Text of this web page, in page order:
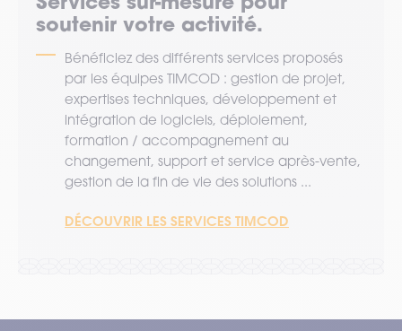
soutenir votre activité.
Bénéficiez des différents services proposés
par les équipes TIMCOD : gestion de projet,
expertises techniques, développement et
intégration de logiciels, déploiement,
formation / accompagnement au
changement, support et service après-vente,
gestion de la fin de vie des solutions ...
DÉCOUVRIR LES SERVICES TIMCOD